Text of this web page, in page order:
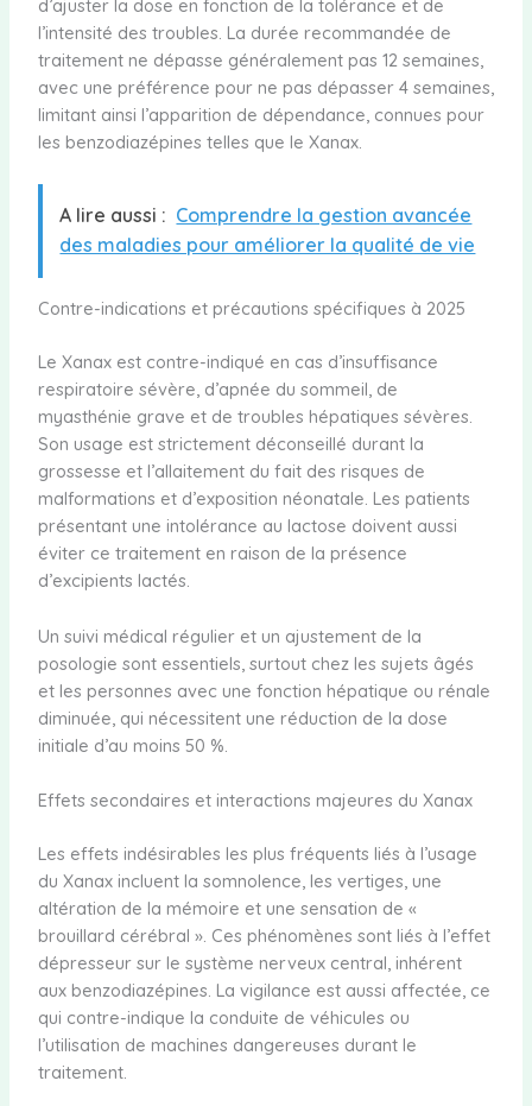
d’ajuster la dose en fonction de la tolérance et de
l’intensité des troubles. La durée recommandée de
traitement ne dépasse généralement pas 12 semaines,
avec une préférence pour ne pas dépasser 4 semaines,
limitant ainsi l’apparition de dépendance, connues pour
les benzodiazépines telles que le Xanax.
A lire aussi : Comprendre la gestion avancée
des maladies pour améliorer la qualité de vie
Contre-indications et précautions spécifiques à 2025
Le Xanax est contre-indiqué en cas d’insuffisance
respiratoire sévère, d’apnée du sommeil, de
myasthénie grave et de troubles hépatiques sévères.
Son usage est strictement déconseillé durant la
grossesse et l’allaitement du fait des risques de
malformations et d’exposition néonatale. Les patients
présentant une intolérance au lactose doivent aussi
éviter ce traitement en raison de la présence
d’excipients lactés.
Un suivi médical régulier et un ajustement de la
posologie sont essentiels, surtout chez les sujets âgés
et les personnes avec une fonction hépatique ou rénale
diminuée, qui nécessitent une réduction de la dose
initiale d’au moins 50 %.
Effets secondaires et interactions majeures du Xanax
Les effets indésirables les plus fréquents liés à l’usage
du Xanax incluent la somnolence, les vertiges, une
altération de la mémoire et une sensation de «
brouillard cérébral ». Ces phénomènes sont liés à l’effet
dépresseur sur le système nerveux central, inhérent
aux benzodiazépines. La vigilance est aussi affectée, ce
qui contre-indique la conduite de véhicules ou
l’utilisation de machines dangereuses durant le
traitement.